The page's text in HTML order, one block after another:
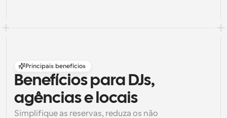
Principais benefícios
Benefícios para DJs,
agências e locais
Simplifique as reservas, reduza os não